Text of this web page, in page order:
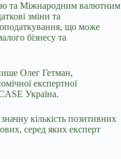
та Міжнародним валютним
зміни та
що може
бізнесу та
Олег Гетман,
експертної
Україна.
кількість позитивних
серед яких експерт